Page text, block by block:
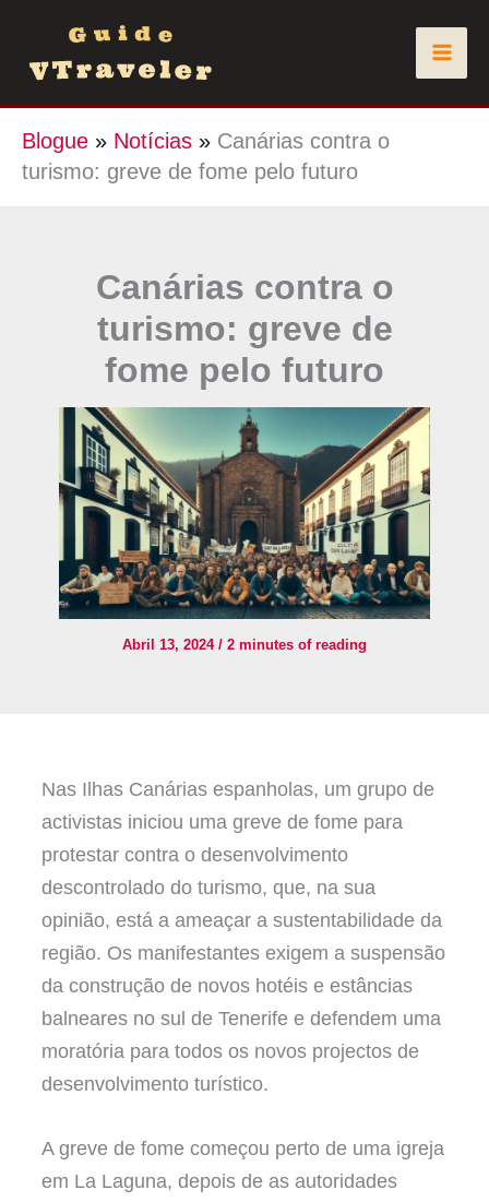
content
Blogue » Notícias » Canárias contra o
turismo: greve de fome pelo futuro
Canárias contra o
turismo: greve de
fome pelo futuro
Abril 13, 2024 / 2 minutes of reading
Nas Ilhas Canárias espanholas, um grupo de
activistas iniciou uma greve de fome para
protestar contra o desenvolvimento
descontrolado do turismo, que, na sua
opinião, está a ameaçar a sustentabilidade da
região. Os manifestantes exigem a suspensão
da construção de novos hotéis e estâncias
balneares no sul de Tenerife e defendem uma
moratória para todos os novos projectos de
desenvolvimento turístico.
A greve de fome começou perto de uma igreja
em La Laguna, depois de as autoridades